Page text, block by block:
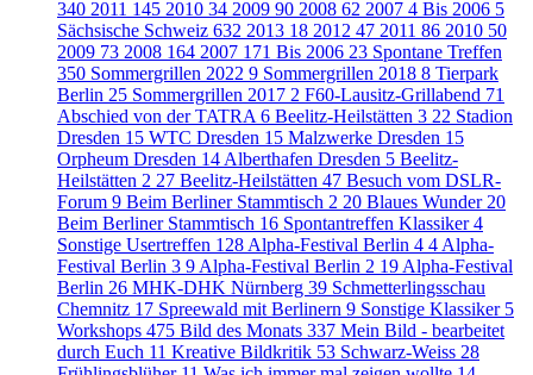
340 2011 145 2010 34 2009 90 2008 62 2007 4 Bis 2006 5
Sächsische Schweiz 632 2013 18 2012 47 2011 86 2010 50
2009 73 2008 164 2007 171 Bis 2006 23 Spontane Treffen
350 Sommergrillen 2022 9 Sommergrillen 2018 8 Tierpark
Berlin 25 Sommergrillen 2017 2 F60-Lausitz-Grillabend 71
Abschied von der TATRA 6 Beelitz-Heilstätten 3 22 Stadion
Dresden 15 WTC Dresden 15 Malzwerke Dresden 15
Orpheum Dresden 14 Alberthafen Dresden 5 Beelitz-
Heilstätten 2 27 Beelitz-Heilstätten 47 Besuch vom DSLR-
Forum 9 Beim Berliner Stammtisch 2 20 Blaues Wunder 20
Beim Berliner Stammtisch 16 Spontantreffen Klassiker4
Sonstige Usertreffen 128 Alpha-Festival Berlin 4 4 Alpha-
Festival Berlin 3 9 Alpha-Festival Berlin 2 19 Alpha-Festival
Berlin 26 MHK-DHK Nürnberg 39 Schmetterlingsschau
Chemnitz 17 Spreewald mit Berlinern 9 Sonstige Klassiker 5
Workshops 475 Bild des Monats 337 Mein Bild - bearbeitet
durch Euch 11 Kreative Bildkritik 53 Schwarz-Weiss 28